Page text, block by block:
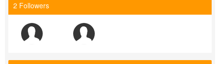
2 Followers